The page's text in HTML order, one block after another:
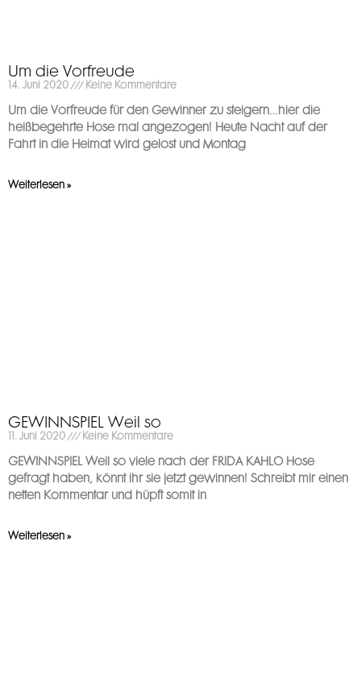
Um die Vorfreude
14. Juni 2020 Keine Kommentare
Um die Vorfreude für den Gewinner zu steigern…hier die
heißbegehrte Hose mal angezogen! Heute Nacht auf der
Fahrt in die Heimat wird gelost und Montag
Weiterlesen »
GEWINNSPIEL Weil so
11. Juni 2020 Keine Kommentare
GEWINNSPIEL Weil so viele nach der FRIDA KAHLO Hose
gefragt haben, könnt ihr sie jetzt gewinnen! Schreibt mir einen
netten Kommentar und hüpft somit in
Weiterlesen »